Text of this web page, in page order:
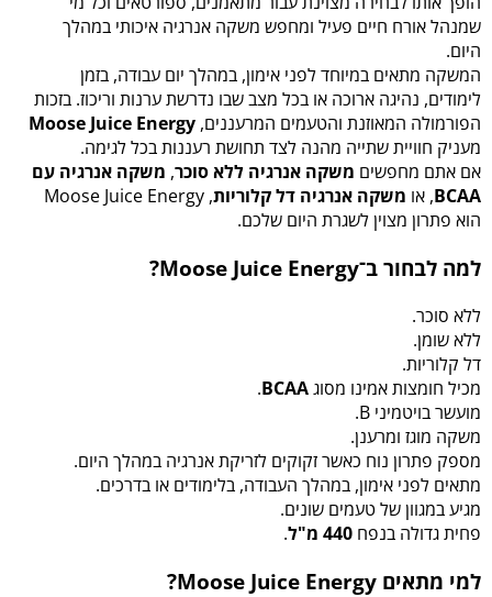
שמנהל אורח חיים פעיל ומחפש משקה אנרגיה איכותי במהלך
היום.
המשקה מתאים במיוחד לפני אימון, במהלך יום עבודה, בזמן
לימודים, נהיגה ארוכה או בכל מצב שבו נדרשת ערנות וריכוז. בזכות
הפורמולה המאוזנת והטעמים המרעננים, Moose Juice Energy
מעניק חוויית שתייה מהנה לצד תחושת רעננות בכל לגימה.
אם אתם מחפשים משקה אנרגיה ללא סוכר, משקה אנרגיה עם
BCAA, או משקה אנרגיה דל קלוריות , Moose Juice Energy
הוא פתרון מצוין לשגרת היום שלכם.
למה לבחור ב־Moose Juice Energy?
ללא סוכר.
ללא שומן.
דל קלוריות.
מכיל חומצות אמינו מסוגBCAA
.
מועשר בויטמיני B.
משקה מוגז ומרענן.
מספק פתרון נוח כאשר זקוקים לזריקת אנרגיה במהלך היום.
מתאים לפני אימון, במהלך העבודה, בלימודים או בדרכים.
מגיע במגוון של טעמים שונים.
פחית גדולה בנפח 440 מ"ל .
למי מתאים Moose Juice Energy?